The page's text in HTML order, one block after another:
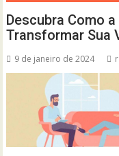
Descubra Como
Transformar Sua
9 de janeiro de 2024